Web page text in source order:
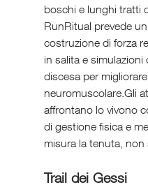
boschi e lunghi tratti
RunRitual prevede
costruzione di forza
in salita e
discesa per
neuromuscolare.Gli
affrontano lo vivono
di gestione fisica e
misura la tenuta, non
Trail dei Gessi